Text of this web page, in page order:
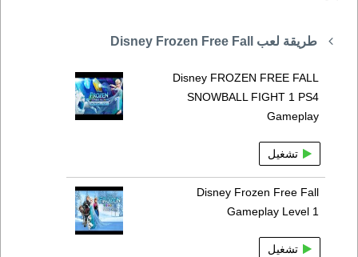
طريقة لعب Disney Frozen Free Fall
Disney FROZEN FREE FALL
SNOWBALL FIGHT 1 PS4
Gameplay
تشغيل
Disney Frozen Free Fall
Gameplay Level 1
تشغيل